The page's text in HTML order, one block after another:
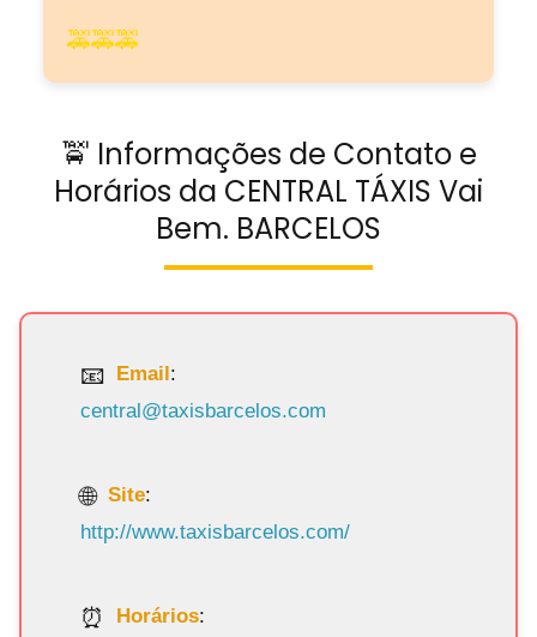
🚕🚕🚕
🚖 Informações de Contato e
Horários da CENTRAL TÁXIS Vai
Bem. BARCELOS
Email:
central@taxisbarcelos.com
Site:
http://www.taxisbarcelos.com/
Horários: